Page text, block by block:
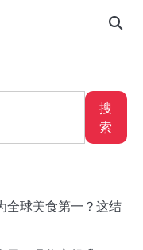
搜
索
全球美食第一？这结